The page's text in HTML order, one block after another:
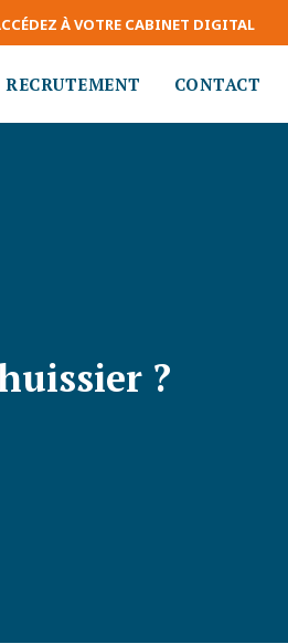
À VOTRE CABINET DIGITAL
RECRUTEMENT CONTACT
?